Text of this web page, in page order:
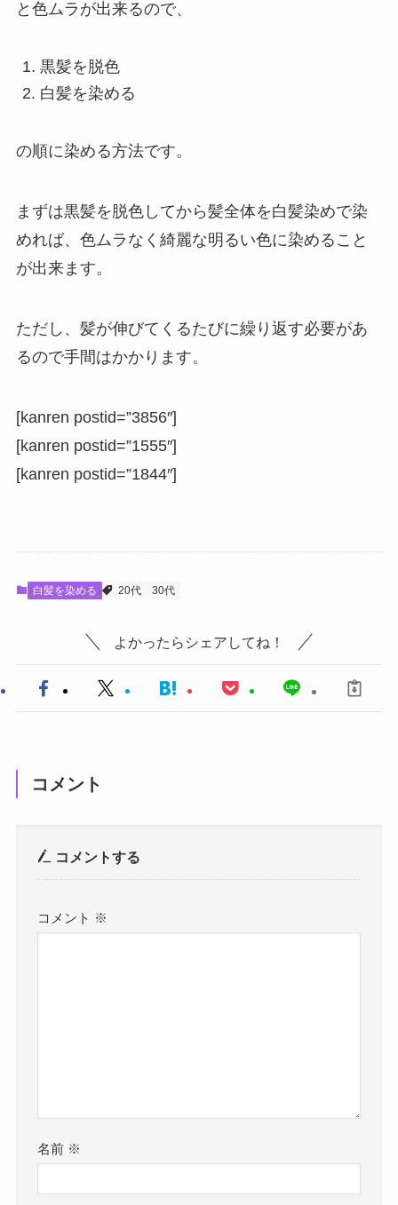
と色ムラが出来るので、
黒髪を脱色
白髪を染める
の順に染める方法です。
まずは黒髪を脱色してから髪全体を白髪染めで染
めれば、色ムラなく綺麗な明るい色に染めること
が出来ます。
ただし、髪が伸びてくるたびに繰り返す必要があ
るので手間はかかります。
[kanren postid=”3856″]
[kanren postid=”1555″]
[kanren postid=”1844″]
白髪を染める 20代 30代
よかったらシェアしてね！
コメント
コメントする
コメント ※
名前 ※